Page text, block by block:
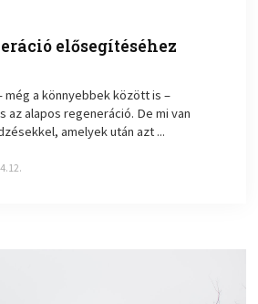
elősegítéséhez
még a könnyebbek között is –
az alapos regeneráció. De mi van
amelyek után azt ...